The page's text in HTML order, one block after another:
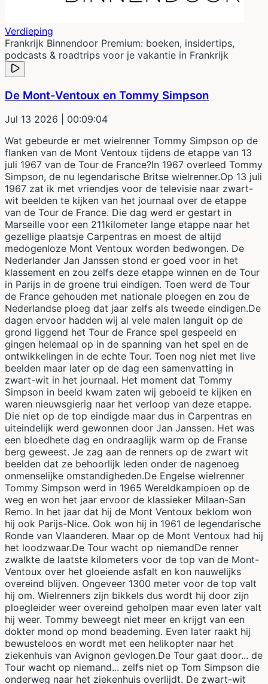
Verdieping
Frankrijk Binnendoor Premium: boeken, insidertips,
podcasts & roadtrips voor je vakantie in Frankrijk
De Mont-Ventoux en Tommy Simpson
Jul 13 2026 | 00:09:04
Wat gebeurde er met wielrenner Tommy Simpson op de
flanken van de Mont Ventoux tijdens de etappe van 13
juli 1967 van de Tour de France?In 1967 overleed Tommy
Simpson, de nu legendarische Britse wielrenner.Op 13 juli
1967 zat ik met vriendjes voor de televisie naar zwart-
wit beelden te kijken van het journaal over de etappe
van de Tour de France. Die dag werd er gestart in
Marseille voor een 211kilometer lange etappe naar het
gezellige plaatsje Carpentras en moest de altijd
medogenloze Mont Ventoux worden bedwongen. De
Nederlander Jan Janssen stond er goed voor in het
klassement en zou zelfs deze etappe winnen en de Tour
in Parijs in de groene trui eindigen. Toen werd de Tour
de France gehouden met nationale ploegen en zou de
Nederlandse ploeg dat jaar zelfs als tweede eindigen.De
dagen ervoor hadden wij al vele malen languit op de
grond liggend het Tour de France spel gespeeld en
gingen helemaal op in de spanning van het spel en de
ontwikkelingen in de echte Tour. Toen nog niet met live
beelden maar later op de dag een samenvatting in
zwart-wit in het journaal. Het moment dat Tommy
Simpson in beeld kwam zaten wij geboeid te kijken en
waren nieuwsgierig naar het verloop van deze etappe.
Die niet op de top eindigde maar dus in Carpentras en
uiteindelijk werd gewonnen door Jan Janssen. Het was
een bloedhete dag en ondraaglijk warm op de Franse
berg geweest. Je zag aan de renners op de zwart wit
beelden dat ze behoorlijk leden onder de nagenoeg
onmenselijke omstandigheden.De Engelse wielrenner
Tommy Simpson werd in 1965 Wereldkampioen op de
weg en won het jaar ervoor de klassieker Milaan-San
Remo. In het jaar dat hij de Mont Ventoux beklom won
hij ook Parijs-Nice. Ook won hij in 1961 de legendarische
Ronde van Vlaanderen. Maar op de Mont Ventoux had hij
het loodzwaar.De Tour wacht op niemandDe renner
zwalkte de laatste kilometers voor de top van de Mont-
Ventoux over het gloeiende asfalt en kon nauwelijks
overeind blijven. Ongeveer 1300 meter voor de top valt
hij om. Wielrenners zijn bikkels dus wordt hij door zijn
ploegleider weer overeind geholpen maar even later valt
hij weer. Tommy beweegt niet meer en krijgt van een
dokter mond op mond beademing. Even later raakt hij
bewusteloos en wordt met een helikopter naar het
ziekenhuis van Avignon gevlogen.De Tour gaat door... de
Tour wacht op niemand... zelfs niet op Tom Simpson die
onderweg naar het ziekenhuis overlijdt. De zwart-wit